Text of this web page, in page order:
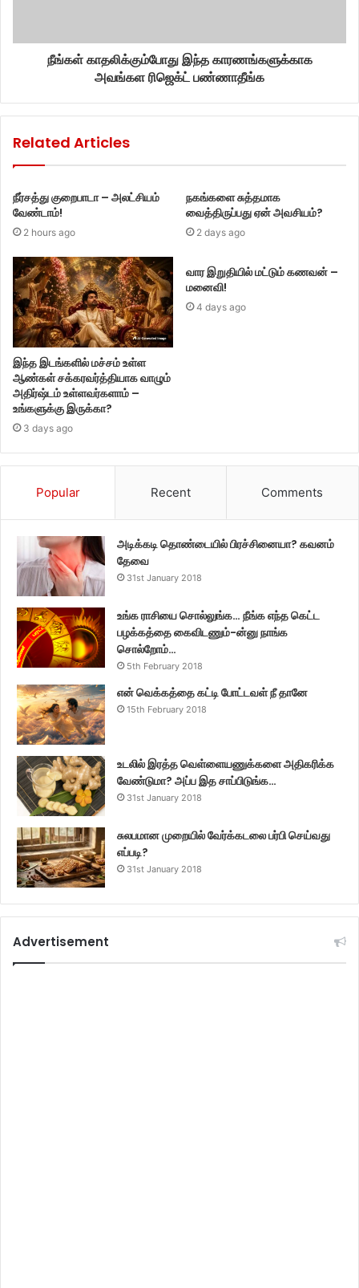
நீங்கள் காதலிக்கும்போது இந்த காரணங்களுக்காக
அவங்கள ரிஜெக்ட் பண்ணாதீங்க
Related Articles
நீர்சத்து குறைபாடா – அலட்சியம்
வேண்டாம்!
2 hours ago
நகங்களை சுத்தமாக
வைத்திருப்பது ஏன் அவசியம்?
2 days ago
இந்த இடங்களில் மச்சம் உள்ள
ஆண்கள் சக்கரவர்த்தியாக வாழும்
அதிர்ஷ்டம் உள்ளவர்களாம் –
உங்களுக்கு இருக்கா?
3 days ago
வார இறுதியில் மட்டும் கணவன் –
மனைவி!
4 days ago
Popular Recent Comments
அடிக்கடி தொண்டையில் பிரச்சினையா? கவனம்
தேவை
31st January 2018
உங்க ராசியை சொல்லுங்க… நீங்க எந்த கெட்ட
பழக்கத்தை கைவிடணும்-ன்னு நாங்க
சொல்றோம்…
5th February 2018
என் வெக்கத்தை கட்டி போட்டவள் நீ தானே
15th February 2018
உடலில் இரத்த வெள்ளையணுக்களை அதிகரிக்க
வேண்டுமா? அப்ப இத சாப்பிடுங்க…
31st January 2018
சுலபமான முறையில் வேர்க்கடலை பர்பி செய்வது
எப்படி?
31st January 2018
Advertisement